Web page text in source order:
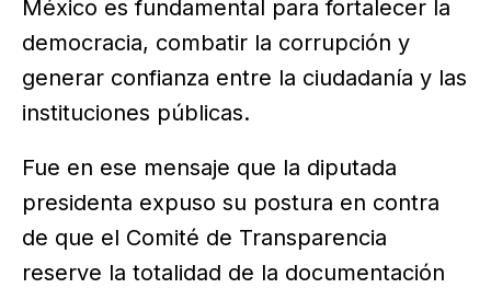
México es fundamental para fortalecer la
democracia, combatir la corrupción y
generar confianza entre la ciudadanía y las
instituciones públicas.
Fue en ese mensaje que la diputada
presidenta expuso su postura en contra
de que el Comité de Transparencia
reserve la totalidad de la documentación